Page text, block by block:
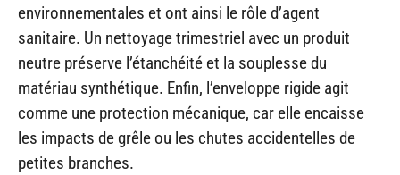
environnementales et ont ainsi le rôle d’agent
sanitaire. Un nettoyage trimestriel avec un produit
neutre préserve l’étanchéité et la souplesse du
matériau synthétique. Enfin, l’enveloppe rigide agit
comme une protection mécanique, car elle encaisse
les impacts de grêle ou les chutes accidentelles de
petites branches.